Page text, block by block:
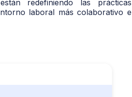
redefiniendo las prácticas
laboral más colaborativo e